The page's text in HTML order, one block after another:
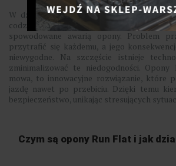
W dzisiejszych czasach, gdy mobilność
codzienności, nie możemy pozwolić
spowodowane awarią opony. Problem
przytrafić się każdemu, a jego
niewygodne. Na szczęście istnieje
zminimalizować te niedogodności.
mowa, to innowacyjne rozwiązanie, które
jazdę nawet po przebiciu. Dzięki temu
bezpieczeństwo, unikając stresujących
Czym są opony Run Flat i jak